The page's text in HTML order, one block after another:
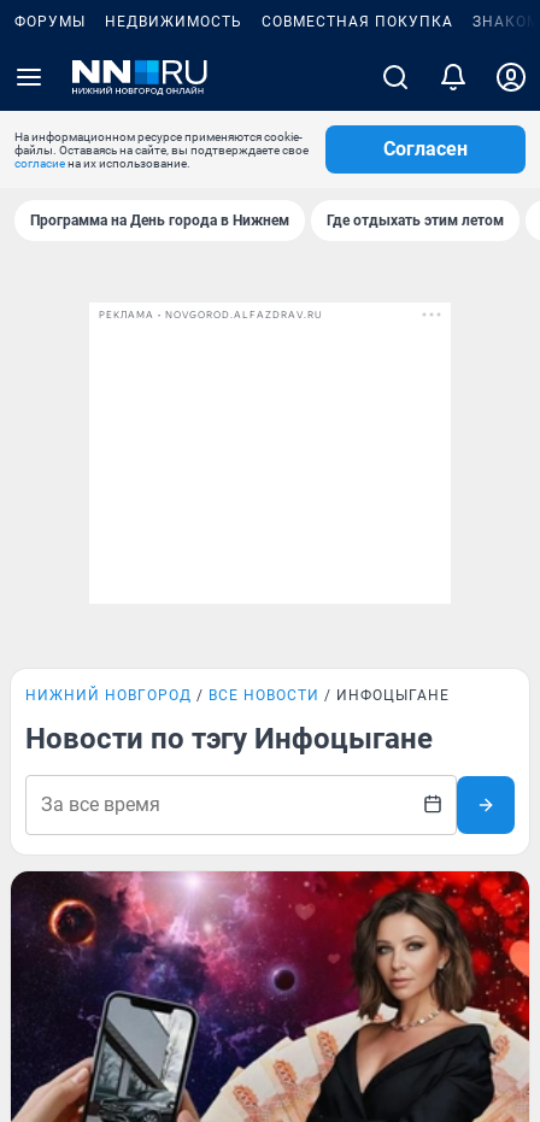
ФОРУМЫ НЕДВИЖИМОСТЬ СОВМЕСТНАЯ ПОКУПКА
На информационном ресурсе применяются cookie-
файлы. Оставаясь на сайте, вы подтверждаете свое
согласиена их использование.
Согласен
Программа на День города в Нижнем Где отдыхать этим летом
РЕКЛАМА • NOVGOROD.ALFAZDRAV.RU
НИЖНИЙ НОВГОРОД ВСЕ НОВОСТИ ИНФОЦЫГАНЕ
Новости по тэгу Инфоцыгане